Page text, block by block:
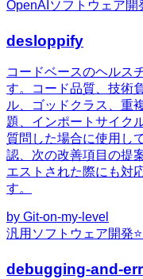
OpenAI ソフトウェア開
desloppify
コードベースのヘルス
す。コード品質、技術
ル、ゴッドクラス、重
題、インポートサイク
質問した場合に使用し
認、次の改善項目の提
エストされた際にも対
す。
by Git-on-my-level
汎用 ソフトウェア開発
debugging-and-